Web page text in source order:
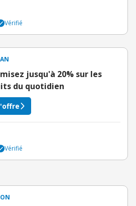
Vérifié
jusqu'à 20% sur les
du quotidien
Vérifié